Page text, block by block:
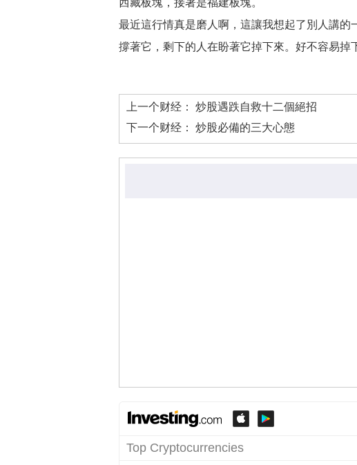
西藏板塊，接著是福建板塊。
最近這行情真是磨人啊，這讓我想起了別人講
撐著它，剩下的人在盼著它掉下來。好不容易
上一个财经： 炒股遇跌自救十二個絕招
下一个财经： 炒股必備的三大心態